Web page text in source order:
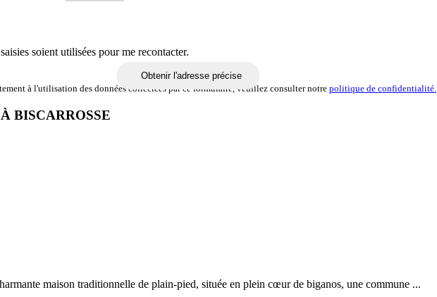
soient utilisées pour me recontacter.
à l'utilisation des données collectées par ce formulaire, veuillez consulter notre politique de confidentialité.
Obtenir l'adresse précise
BISCARROSSE
maison traditionnelle de plain-pied, située en plein cœur de biganos, une commune ...